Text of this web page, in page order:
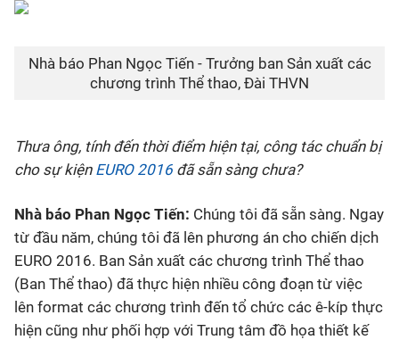
Nhà báo Phan Ngọc Tiến - Trưởng ban Sản xuất các
chương trình Thể thao, Đài THVN
Thưa ông, tính đến thời điểm hiện tại, công tác chuẩn bị
cho sự kiện EURO 2016 đã sẵn sàng chưa?
Nhà báo Phan Ngọc Tiến: Chúng tôi đã sẵn sàng. Ngay
từ đầu năm, chúng tôi đã lên phương án cho chiến dịch
EURO 2016. Ban Sản xuất các chương trình Thể thao
(Ban Thể thao) đã thực hiện nhiều công đoạn từ việc
lên format các chương trình đến tổ chức các ê-kíp thực
hiện cũng như phối hợp với Trung tâm đồ họa thiết kế